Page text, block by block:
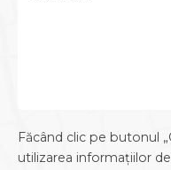
Făcând clic pe butonul
utilizarea informațiilor